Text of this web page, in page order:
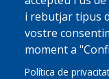
i rebutjar tipus
vostre
moment a
Política de privacitat
Lunes 10/08/26